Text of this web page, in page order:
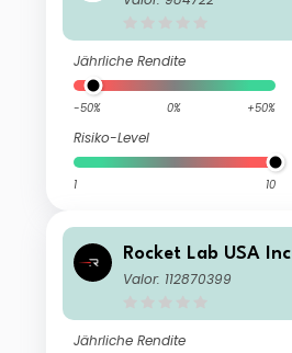
Jährliche Rendite
-50% 0% +50%
Risiko-Level
1 10
Rocket Lab USA Inc
Valor: 112870399
Jährliche Rendite